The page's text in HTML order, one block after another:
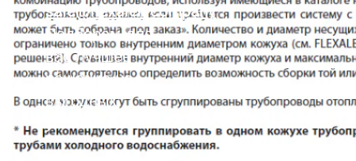
sale@flexalen.company
Подберем для
вас лучшее
решение на
выгодных